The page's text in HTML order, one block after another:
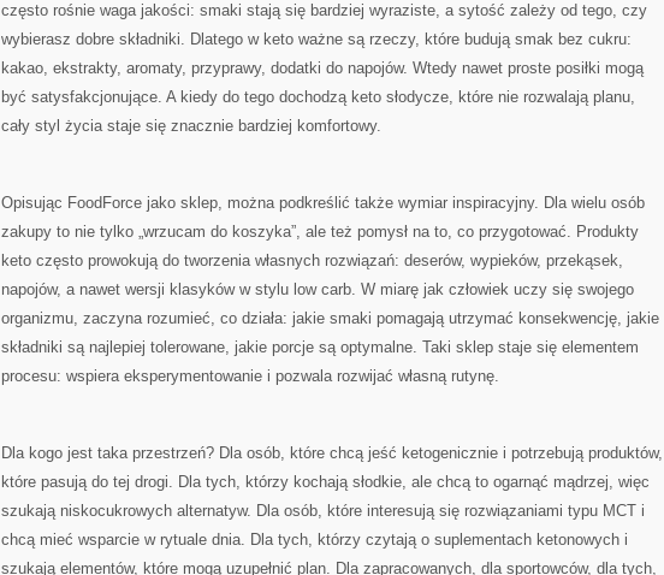
często rośnie waga jakości: smaki stają się bardziej wyraziste, a sytość zależy od tego, czy
wybierasz dobre składniki. Dlatego w keto ważne są rzeczy, które budują smak bez cukru:
kakao, ekstrakty, aromaty, przyprawy, dodatki do napojów. Wtedy nawet proste posiłki mogą
być satysfakcjonujące. A kiedy do tego dochodzą keto słodycze, które nie rozwalają planu,
cały styl życia staje się znacznie bardziej komfortowy.
Opisując FoodForce jako sklep, można podkreślić także wymiar inspiracyjny. Dla wielu osób
zakupy to nie tylko „wrzucam do koszyka”, ale też pomysł na to, co przygotować. Produkty
keto często prowokują do tworzenia własnych rozwiązań: deserów, wypieków, przekąsek,
napojów, a nawet wersji klasyków w stylu low carb. W miarę jak człowiek uczy się swojego
organizmu, zaczyna rozumieć, co działa: jakie smaki pomagają utrzymać konsekwencję, jakie
składniki są najlepiej tolerowane, jakie porcje są optymalne. Taki sklep staje się elementem
procesu: wspiera eksperymentowanie i pozwala rozwijać własną rutynę.
Dla kogo jest taka przestrzeń? Dla osób, które chcą jeść ketogenicznie i potrzebują produktów,
które pasują do tej drogi. Dla tych, którzy kochają słodkie, ale chcą to ogarnąć mądrzej, więc
szukają niskocukrowych alternatyw. Dla osób, które interesują się rozwiązaniami typu MCT i
chcą mieć wsparcie w rytuale dnia. Dla tych, którzy czytają o suplementach ketonowych i
szukają elementów, które mogą uzupełnić plan. Dla zapracowanych, dla sportowców, dla tych,